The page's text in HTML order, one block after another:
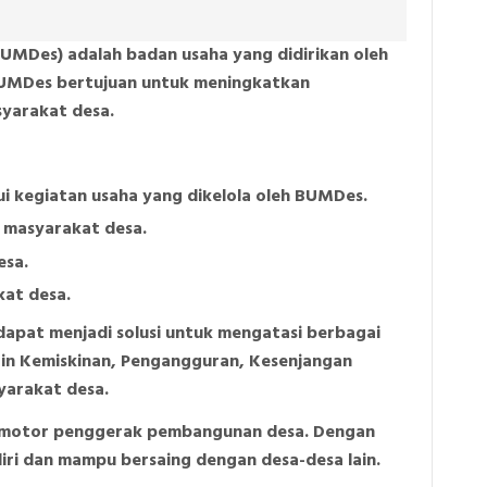
adalah badan usaha yang didirikan oleh
bertujuan untuk meningkatkan
desa.
usaha yang dikelola oleh BUMDes.
desa.
desa.
menjadi solusi untuk mengatasi berbagai
Kemiskinan, Pengangguran, Kesenjangan
desa.
penggerak pembangunan desa. Dengan
dan mampu bersaing dengan desa-desa lain.